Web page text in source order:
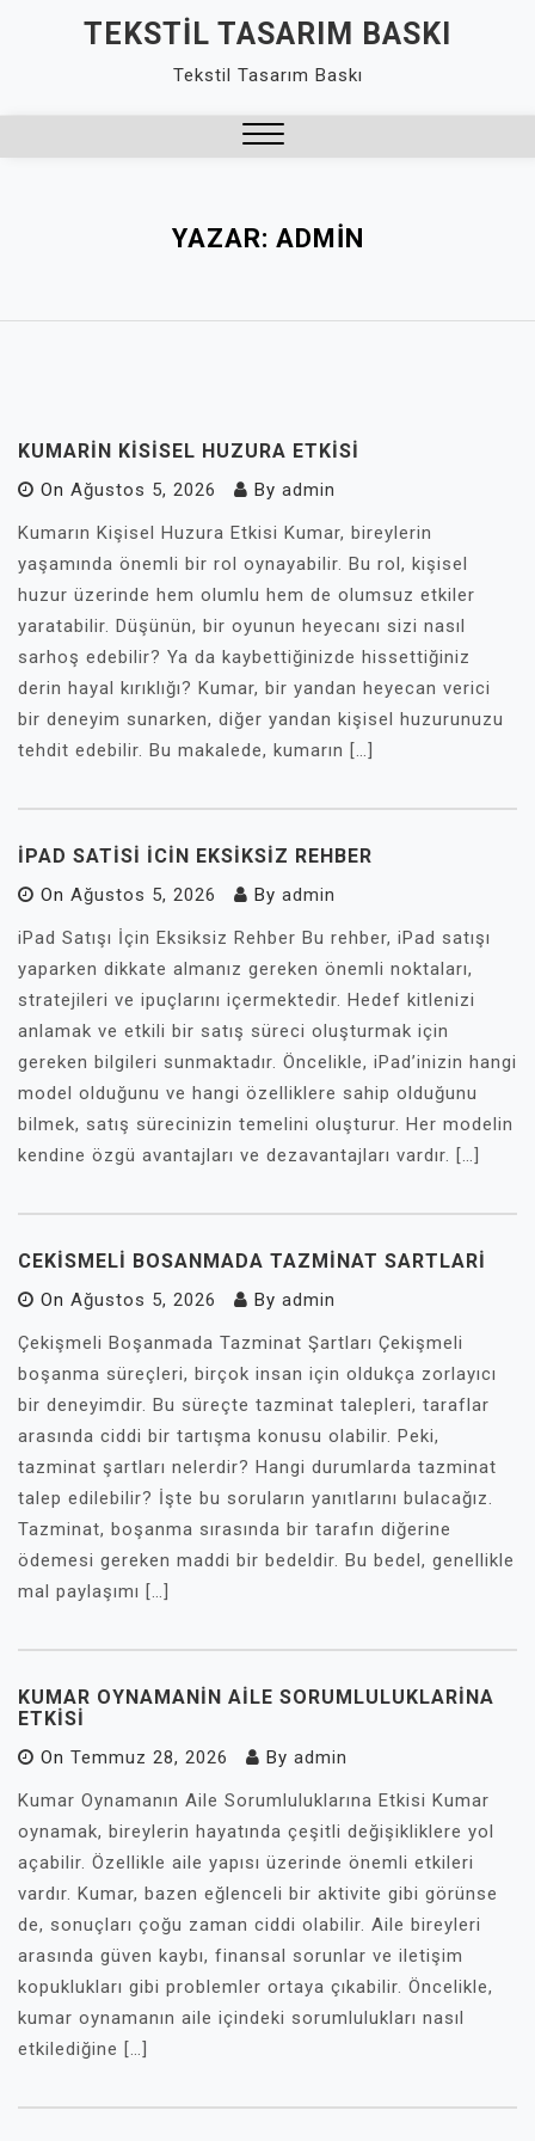
TEKSTIL TASARIM BASKI
Tekstil Tasarım Baskı
YAZAR: ADMIN
KUMARIN KISISEL HUZURA ETKISI
On Ağustos 5, 2026 By admin
Kumarın Kişisel Huzura Etkisi Kumar, bireylerin
yaşamında önemli bir rol oynayabilir. Bu rol, kişisel
huzur üzerinde hem olumlu hem de olumsuz etkiler
yaratabilir. Düşünün, bir oyunun heyecanı sizi nasıl
sarhoş edebilir? Ya da kaybettiğinizde hissettiğiniz
derin hayal kırıklığı? Kumar, bir yandan heyecan verici
bir deneyim sunarken, diğer yandan kişisel huzurunuzu
tehdit edebilir. Bu makalede, kumarın […]
İPAD SATISI İCIN EKSIKSIZ REHBER
On Ağustos 5, 2026 By admin
iPad Satışı İçin Eksiksiz Rehber Bu rehber, iPad satışı
yaparken dikkate almanız gereken önemli noktaları,
stratejileri ve ipuçlarını içermektedir. Hedef kitlenizi
anlamak ve etkili bir satış süreci oluşturmak için
gereken bilgileri sunmaktadır. Öncelikle, iPad’inizin hangi
model olduğunu ve hangi özelliklere sahip olduğunu
bilmek, satış sürecinizin temelini oluşturur. Her modelin
kendine özgü avantajları ve dezavantajları vardır. […]
CEKISMELI BOSANMADA TAZMINAT SARTLARI
On Ağustos 5, 2026 By admin
Çekişmeli Boşanmada Tazminat Şartları Çekişmeli
boşanma süreçleri, birçok insan için oldukça zorlayıcı
bir deneyimdir. Bu süreçte tazminat talepleri, taraflar
arasında ciddi bir tartışma konusu olabilir. Peki,
tazminat şartları nelerdir? Hangi durumlarda tazminat
talep edilebilir? İşte bu soruların yanıtlarını bulacağız.
Tazminat, boşanma sırasında bir tarafın diğerine
ödemesi gereken maddi bir bedeldir. Bu bedel, genellikle
mal paylaşımı […]
KUMAR OYNAMANIN AILE SORUMLULUKLARINA
ETKISI
On Temmuz 28, 2026 By admin
Kumar Oynamanın Aile Sorumluluklarına Etkisi Kumar
oynamak, bireylerin hayatında çeşitli değişikliklere yol
açabilir. Özellikle aile yapısı üzerinde önemli etkileri
vardır. Kumar, bazen eğlenceli bir aktivite gibi görünse
de, sonuçları çoğu zaman ciddi olabilir. Aile bireyleri
arasında güven kaybı, finansal sorunlar ve iletişim
kopuklukları gibi problemler ortaya çıkabilir. Öncelikle,
kumar oynamanın aile içindeki sorumlulukları nasıl
etkilediğine […]